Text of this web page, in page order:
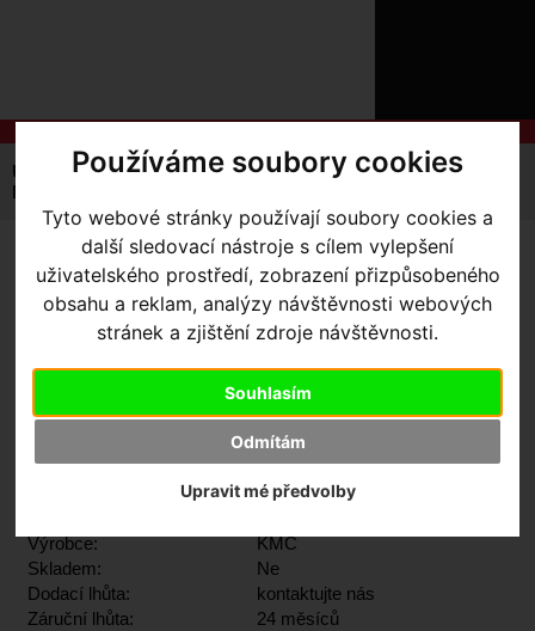
Používáme soubory cookies
Tyto webové stránky používají soubory cookies a
další sledovací nástroje s cílem vylepšení
uživatelského prostředí, zobrazení přizpůsobeného
obsahu a reklam, analýzy návštěvnosti webových
stránek a zjištění zdroje návštěvnosti.
Souhlasím
Odmítám
Upravit mé předvolby
O
REGISTRACE
ZTRATILI
Úvodní strana Výbava pro kolo
Nářadí / SWAT
MTB
NÝTOVAČKA ŘETĚZU KMC
9-12SP
Výrobce:
KMC
Skladem:
Ne
Dodací lhůta:
kontaktujte nás
Záruční lhůta:
24 měsíců